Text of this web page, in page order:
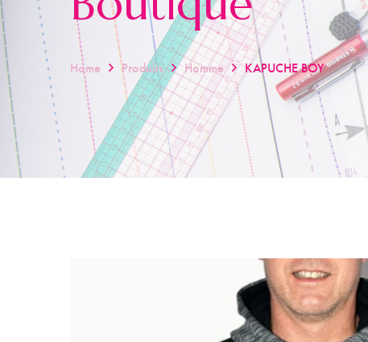
Home Produits Homme KAPUCHE BOY